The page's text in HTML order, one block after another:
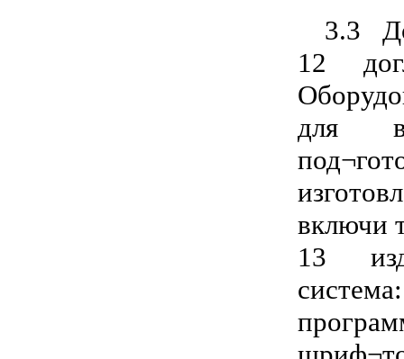
3.3
12
для
включи
13